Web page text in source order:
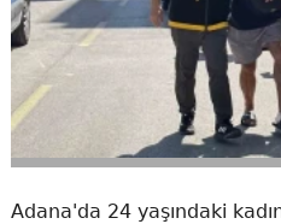
Adana'da 24 yaşındaki